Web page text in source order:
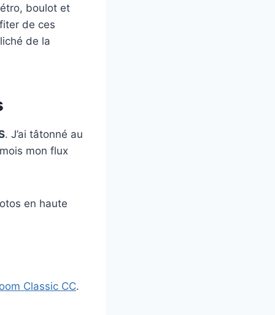
boulot et
de ces
de la
. J’ai tâtonné au
mon flux
en haute
Classic CC.